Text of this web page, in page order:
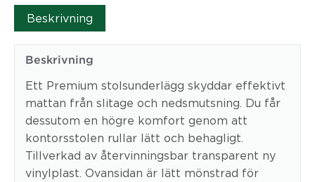
Beskrivning
Beskrivning
Ett Premium stolsunderlägg skyddar effektivt
mattan från slitage och nedsmutsning. Du får
dessutom en högre komfort genom att
kontorsstolen rullar lätt och behagligt.
Tillverkad av återvinningsbar transparent ny
vinylplast. Ovansidan är lätt mönstrad för